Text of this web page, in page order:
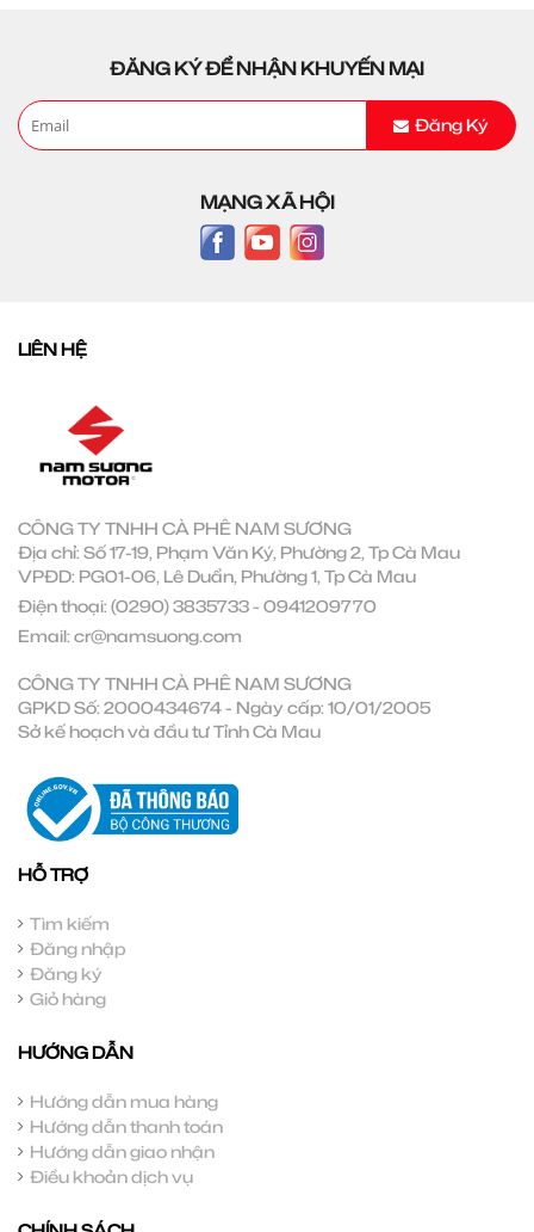
ĐĂNG KÝ ĐỂ NHẬN KHUYẾN MẠI
Đăng Ký
MẠNG XÃ HỘI
LIÊN HỆ
CÔNG TY TNHH CÀ PHÊ NAM SƯƠNG
Địa chỉ: Số 17-19, Phạm Văn Ký, Phường 2, Tp Cà Mau
VPĐD: PG01-06, Lê Duẩn, Phường 1, Tp Cà Mau
Điện thoại: (0290) 3835733- 0941209770
Email: cr@namsuong.com
CÔNG TY TNHH CÀ PHÊ NAM SƯƠNG
GPKD Số: 2000434674 - Ngày cấp: 10/01/2005
Sở kế hoạch và đầu tư Tỉnh Cà Mau
HỖ TRỢ
Tìm kiếm
Đăng nhập
Đăng ký
Giỏ hàng
HƯỚNG DẪN
Hướng dẫn mua hàng
Hướng dẫn thanh toán
Hướng dẫn giao nhận
Điều khoản dịch vụ